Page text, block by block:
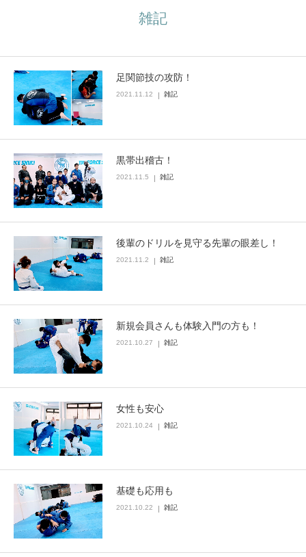
雑記
足関節技の攻防！
2021.11.12 雑記
黒帯出稽古！
2021.11.5 雑記
後輩のドリルを見守る先輩の眼差し！
2021.11.2 雑記
新規会員さんも体験入門の方も！
2021.10.27 雑記
女性も安心
2021.10.24 雑記
基礎も応用も
2021.10.22 雑記